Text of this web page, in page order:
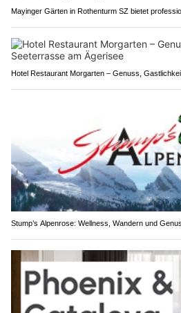
Mayinger Gärten in Rothenturm SZ bietet
Hotel Restaurant Morgarten – Genuss,
Stump’s Alpenrose: Wellness, Wandern und